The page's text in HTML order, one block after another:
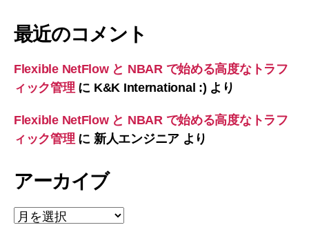
最近のコメント
Flexible NetFlow と NBAR で始める高度なトラフ
ィック管理 に K&K International :) より
Flexible NetFlow と NBAR で始める高度なトラフ
ィック管理 に 新人エンジニアより
アーカイブ
ア
ー